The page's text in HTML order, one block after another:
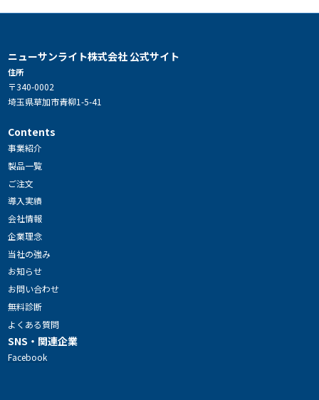
ニューサンライト株式会社 公式サイト
住所
〒340-0002
埼玉県草加市青柳1-5-41
Contents
事業紹介
製品一覧
ご注文
導入実績
会社情報
企業理念
当社の強み
お知らせ
お問い合わせ
無料診断
よくある質問
SNS・関連企業
Facebook